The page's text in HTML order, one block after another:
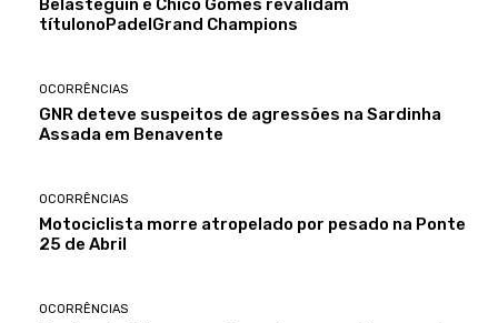
Belasteguín e Chico Gomes revalidam
títulonoPadelGrand Champions
OCORRÊNCIAS
GNR deteve suspeitos de agressões na Sardinha
Assada em Benavente
OCORRÊNCIAS
Motociclista morre atropelado por pesado na Ponte
25 de Abril
OCORRÊNCIAS